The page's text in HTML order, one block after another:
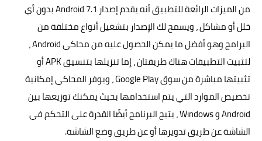
من الميزات الرائعة للتطبيق أنه يقدم إصدار Android 7.1 بدون أي
خلل أو مشاكل ، ويسمح لك الإصدار بتشغيل أنواع مختلفة من
البرامج وهو أفضل ما يمكن الحصول عليه من محاكي Android ،
لتثبيت التطبيقات هناك طريقتان ، إما تنزيلها بتنسيق APK أو
تثبيتها مباشرة من سوق Google Play ، ويوفر المحاكي إمكانية
تخصيص الموارد التي يتم استخدامها بحيث يمكنك توزيعها بين
Android و Windows ، يتيح البرنامج أيضًا القدرة على التحكم في
الشاشة عن طريق تدويرها أو عن طريق وضع الشاشة.